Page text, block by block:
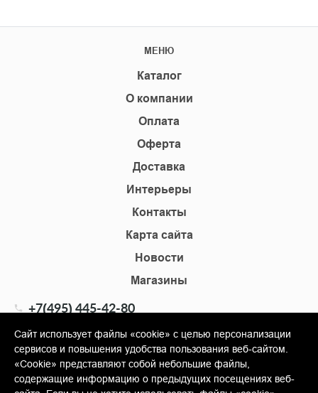
МЕНЮ
Каталог
О компании
Оплата
Оферта
Доставка
Интерьеры
Контакты
Карта сайта
Новости
Магазины
+7(495) 445-42-80
info@shopkm.ru
© Copyright 2013-2026 KERAMA MARAZZI, ООО «Гамма
Сайт использует файлы «cookie» с целью персонализации
сервисов и повышения удобства пользования веб-сайтом.
«Cookie» представляют собой небольшие файлы,
содержащие информацию о предыдущих посещениях веб-